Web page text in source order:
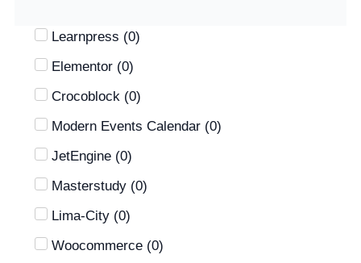
Learnpress (0)
Elementor (0)
Crocoblock (0)
Modern Events Calendar (0)
JetEngine (0)
Masterstudy (0)
Lima-City (0)
Woocommerce (0)